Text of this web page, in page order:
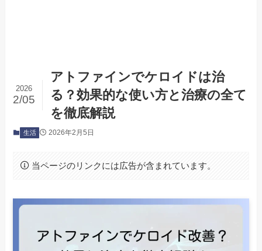
アトファインでケロイドは治
る？効果的な使い方と治療の全て
を徹底解説
2026
2/05
生活 2026年2月5日
当ページのリンクには広告が含まれています。